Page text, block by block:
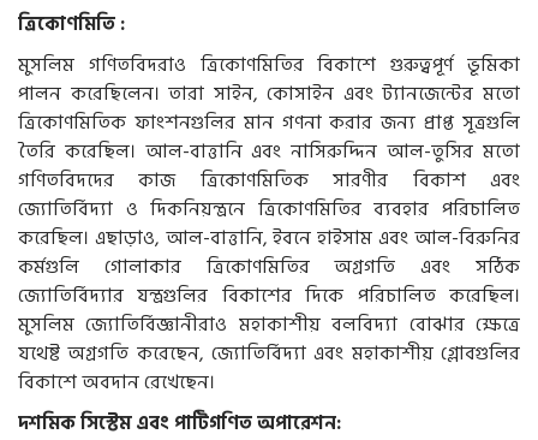
ত্রিকোণমিতি :
মুসলিম গণিতবিদরাও ত্রিকোণমিতির বিকাশে গুরুত্বপূর্ণ ভূমিকা
পালন করেছিলেন। তারা সাইন, কোসাইন এবং ট্যানজেন্টের মতো
ত্রিকোণমিতিক ফাংশনগুলির মান গণনা করার জন্য প্রাপ্ত সূত্রগুলি
তৈরি করেছিল। আল-বাত্তানি এবং নাসিরুদ্দিন আল-তুসির মতো
গণিতবিদদের কাজ ত্রিকোণমিতিক সারণীর বিকাশ এবং
জ্যোতির্বিদ্যা ও দিকনিয়ন্ত্রনে ত্রিকোণমিতির ব্যবহার পরিচালিত
করেছিল। এছাড়াও, আল-বাত্তানি, ইবনে হাইসাম এবং আল-বিরুনির
কর্মগুলি গোলাকার ত্রিকোণমিতির অগ্রগতি এবং সঠিক
জ্যোতির্বিদ্যার যন্ত্রগুলির বিকাশের দিকে পরিচালিত করেছিল।
মুসলিম জ্যোতির্বিজ্ঞানীরাও মহাকাশীয় বলবিদ্যা বোঝার ক্ষেত্রে
যথেষ্ট অগ্রগতি করেছেন, জ্যোতির্বিদ্যা এবং মহাকাশীয় গ্লোবগুলির
বিকাশে অবদান রেখেছেন।
দশমিক সিস্টেম এবং পাটিগণিত অপারেশন: